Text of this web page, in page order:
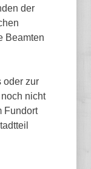
der
Beamten
oder zur
nicht
Fundort